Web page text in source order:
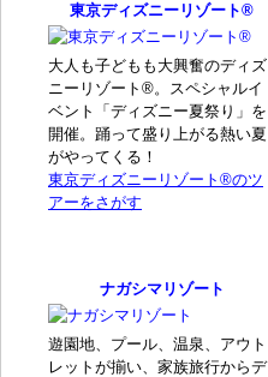
東京ディズニーリゾート®
大人も子どもも大興奮のディズ
ニーリゾート®。スペシャルイ
ベント「ディズニー夏祭り」を
開催。踊って盛り上がる熱い夏
がやってくる！
東京ディズニーリゾート®のツ
アーをさがす
ナガシマリゾート
遊園地、プール、温泉、アウト
レットが揃い、家族旅行からデ